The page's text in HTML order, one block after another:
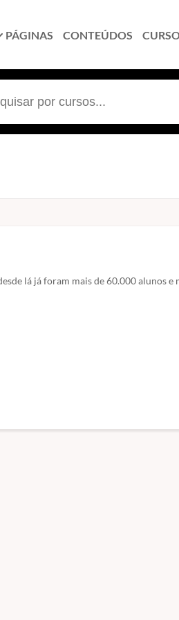
PÁGINAS CONTEÚDOS
lá já foram mais de 60.000 alunos e